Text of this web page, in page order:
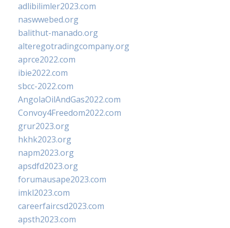
adlibilimler2023.com
naswwebed.org
balithut-manado.org
alteregotradingcompany.org
aprce2022.com
ibie2022.com
sbcc-2022.com
AngolaOilAndGas2022.com
Convoy4Freedom2022.com
grur2023.org
hkhk2023.org
napm2023.org
apsdfd2023.org
forumausape2023.com
imkl2023.com
careerfaircsd2023.com
apsth2023.com